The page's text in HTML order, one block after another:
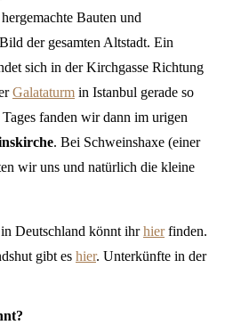
Bauten und
der gesamten Altstadt. Ein
sich in der Kirchgasse Richtung
Galataturm in Istanbul gerade so
fanden wir dann im urigen
. Bei Schweinshaxe (einer
wir uns und natürlich die kleine
Deutschland könnt ihrhierfinden.
gibt es hier. Unterkünfte in der